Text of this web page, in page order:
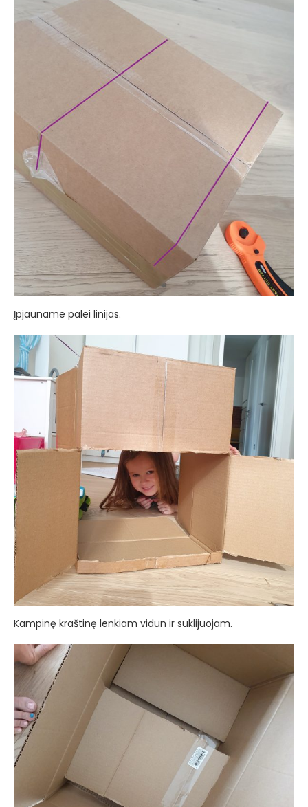
Įpjauname palei linijas.
Kampinę kraštinę lenkiam vidun ir suklijuojam.